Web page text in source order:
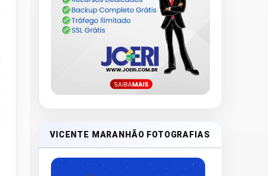
VICENTE MARANHÃO FOTOGRAFIAS